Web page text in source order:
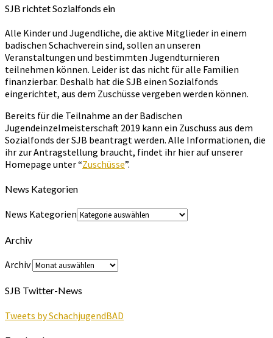
SJB richtet Sozialfonds ein
Alle Kinder und Jugendliche, die aktive Mitglieder in einem
badischen Schachverein sind, sollen an unseren
Veranstaltungen und bestimmten Jugendturnieren
teilnehmen können. Leider ist das nicht für alle Familien
finanzierbar. Deshalb hat die SJB einen Sozialfonds
eingerichtet, aus dem Zuschüsse vergeben werden können.
Bereits für die Teilnahme an der Badischen
Jugendeinzelmeisterschaft 2019 kann ein Zuschuss aus dem
Sozialfonds der SJB beantragt werden. Alle Informationen, die
ihr zur Antragstellung braucht, findet ihr hier auf unserer
Homepage unter “Zuschüsse”.
News Kategorien
News Kategorien
Archiv
Archiv
SJB Twitter-News
Tweets by SchachjugendBAD